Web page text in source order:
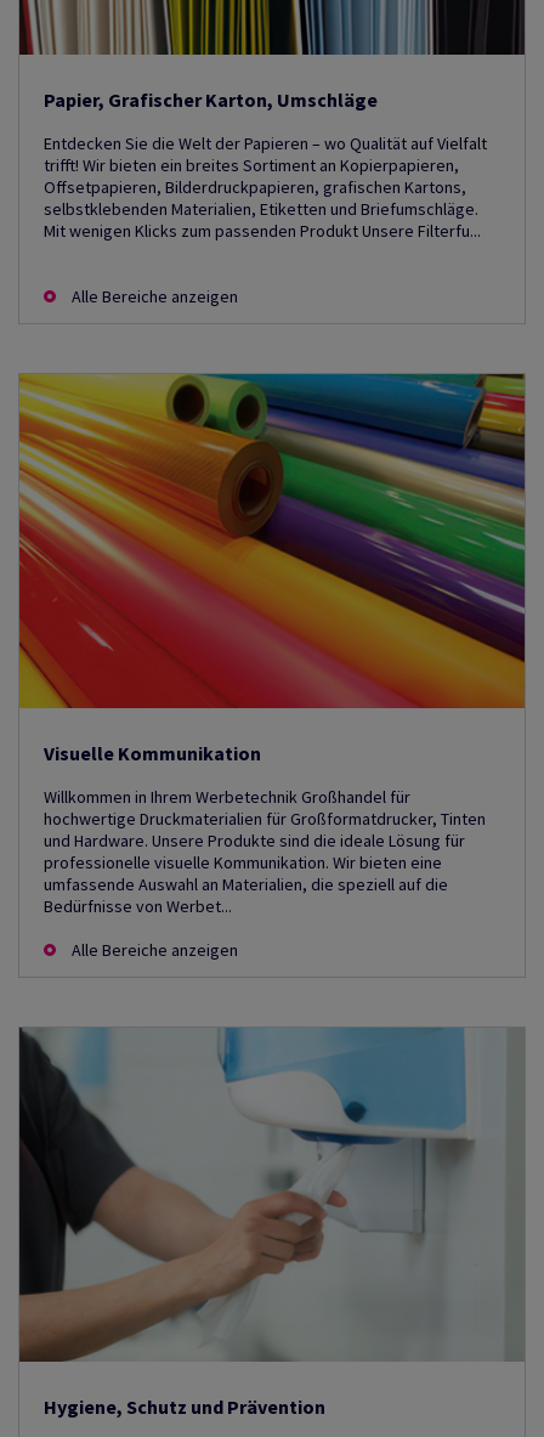
Papier, Grafischer Karton, Umschläge
Entdecken Sie die Welt der Papieren – wo Qualität auf Vielfalt
trifft! Wir bieten ein breites Sortiment an Kopierpapieren,
Offsetpapieren, Bilderdruckpapieren, grafischen Kartons,
selbstklebenden Materialien, Etiketten und Briefumschläge.
Mit wenigen Klicks zum passenden Produkt Unsere Filterfu...
Alle Bereiche anzeigen
Visuelle Kommunikation
Willkommen in Ihrem Werbetechnik Großhandel für
hochwertige Druckmaterialien für Großformatdrucker, Tinten
und Hardware. Unsere Produkte sind die ideale Lösung für
professionelle visuelle Kommunikation. Wir bieten eine
umfassende Auswahl an Materialien, die speziell auf die
Bedürfnisse von Werbet...
Alle Bereiche anzeigen
Hygiene, Schutz und Prävention